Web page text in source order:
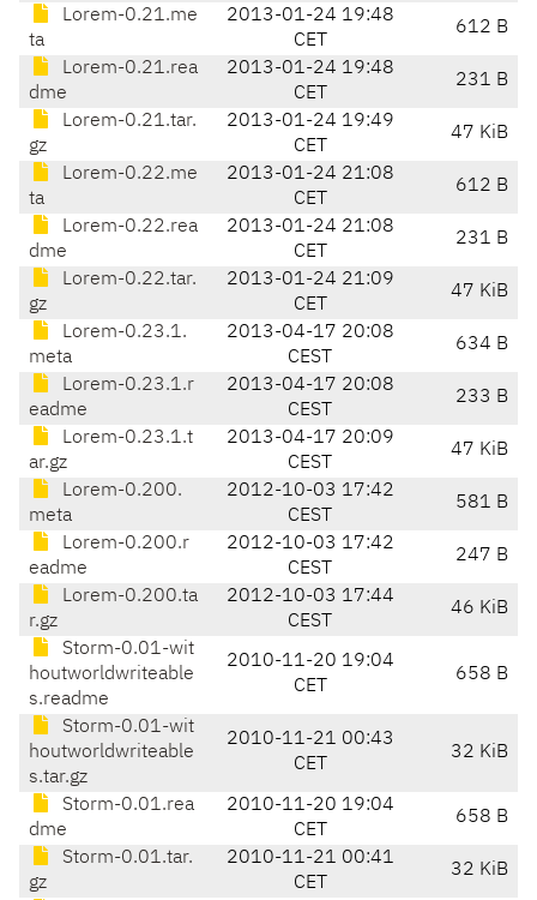
Lorem-0.21.me
ta
2013-01-24 19:48
CET
612 B
Lorem-0.21.rea
dme
2013-01-24 19:48
CET
231 B
Lorem-0.21.tar.
gz
2013-01-24 19:49
CET
47 KiB
Lorem-0.22.me
ta
2013-01-24 21:08
CET
612 B
Lorem-0.22.rea
dme
2013-01-24 21:08
CET
231 B
Lorem-0.22.tar.
gz
2013-01-24 21:09
CET
47 KiB
Lorem-0.23.1.
meta
2013-04-17 20:08
CEST
634 B
Lorem-0.23.1.r
eadme
2013-04-17 20:08
CEST
233 B
Lorem-0.23.1.t
ar.gz
2013-04-17 20:09
CEST
47 KiB
Lorem-0.200.
meta
2012-10-03 17:42
CEST
581 B
Lorem-0.200.r
eadme
2012-10-03 17:42
CEST
247 B
Lorem-0.200.ta
r.gz
2012-10-03 17:44
CEST
46 KiB
Storm-0.01-wit
houtworldwriteable
s.readme
2010-11-20 19:04
CET
658 B
Storm-0.01-wit
houtworldwriteable
s.tar.gz
2010-11-21 00:43
CET
32 KiB
Storm-0.01.rea
dme
2010-11-20 19:04
CET
658 B
Storm-0.01.tar.
gz
2010-11-21 00:41
CET
32 KiB